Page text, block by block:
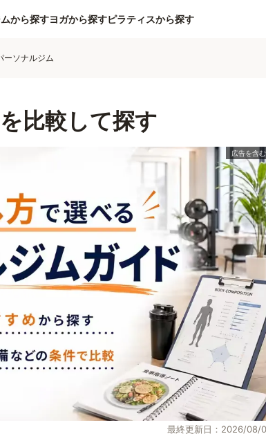
から探すヨガから探すピラティスから探す
ーソナルジム
比較して探す
最終更新日：2026/08/